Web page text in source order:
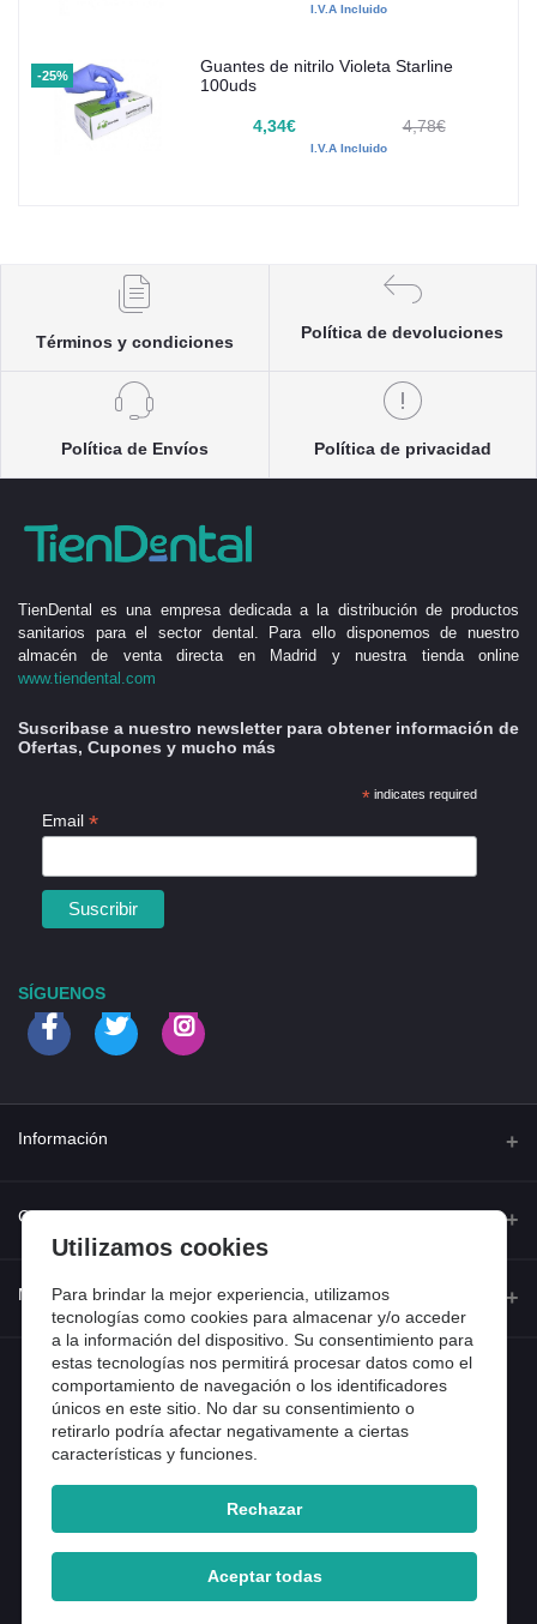
I.V.A Incluido
-25%
Guantes de nitrilo Violeta Starline
100uds
4,34€ 4,78€
I.V.A Incluido
Términos y condiciones
Política de devoluciones
Política de Envíos Política de privacidad
TienDental es una empresa dedicada a la distribución de productos
sanitarios para el sector dental. Para ello disponemos de nuestro
almacén de venta directa en Madrid y nuestra tienda online
www.tiendental.com
Suscribase a nuestro newsletter para obtener información de
Ofertas, Cupones y mucho más
*indicates required
Email *
SÍGUENOS
Información
Quienes somos
Contacta con nosotros
Dónde estamos
Preguntas frecuentes
Entradas de blog
Contacto
Dirección
Calle Ferraz 42, Madrid
Teléfono
918 13 81 81
Email
Mi cuenta
Iniciar sesión
Historial de pedidos
Mi lista de compra
Copyright 2025 © TienDental productos dentales, S.L..
Utilizamos cookies
Para brindar la mejor experiencia, utilizamos
tecnologías como cookies para almacenar y/o acceder
a la información del dispositivo. Su consentimiento para
estas tecnologías nos permitirá procesar datos como el
comportamiento de navegación o los identificadores
únicos en este sitio. No dar su consentimiento o
retirarlo podría afectar negativamente a ciertas
características y funciones.
Rechazar
Aceptar todas